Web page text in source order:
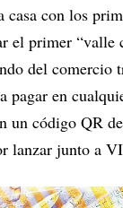
con los
el primer “valle
del comercio
pagar en
un código QR
lanzar junto a